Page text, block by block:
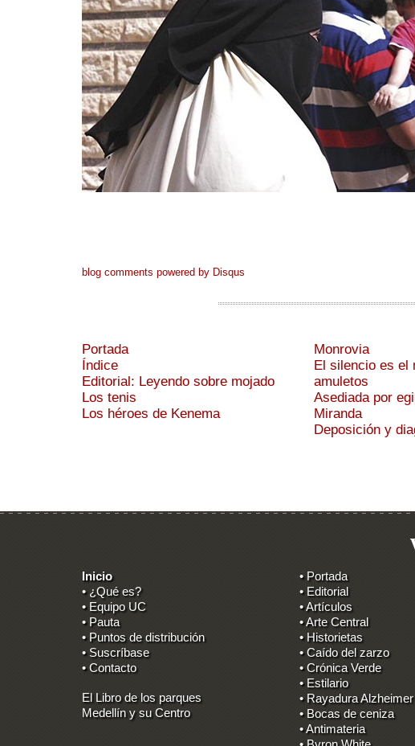
blog comments powered by Disqus
Portada
Índice
Editorial: Leyendo sobre mojado
Los tenis
Los héroes de Kenema
Monrovia
El silencio es el
amuletos
Asediada por
Miranda
Deposición y
Inicio
• ¿Qué es?
• Equipo UC
• Pauta
• Puntos de distribución
• Suscríbase
• Contacto
El Libro de los parques
Medellín y su Centro
• Portada
• Editorial
• Artículos
• Arte Central
• Historietas
• Caído del zarzo
• Crónica Verde
• Estilario
• Rayadura Alzheimer
• Bocas de ceniza
• Antimateria